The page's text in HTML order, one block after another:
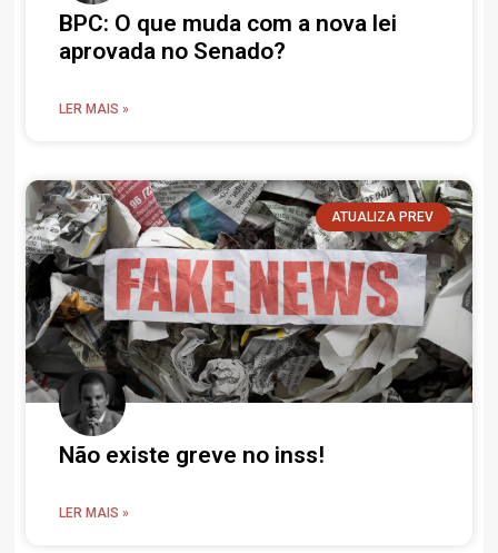
BPC: O que muda com a nova lei
aprovada no Senado?
LER MAIS »
ATUALIZA PREV
Não existe greve no inss!
LER MAIS »